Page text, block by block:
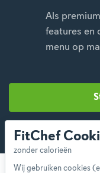
Als
features en
menu op
FitChef
Wij gebruiken cookies